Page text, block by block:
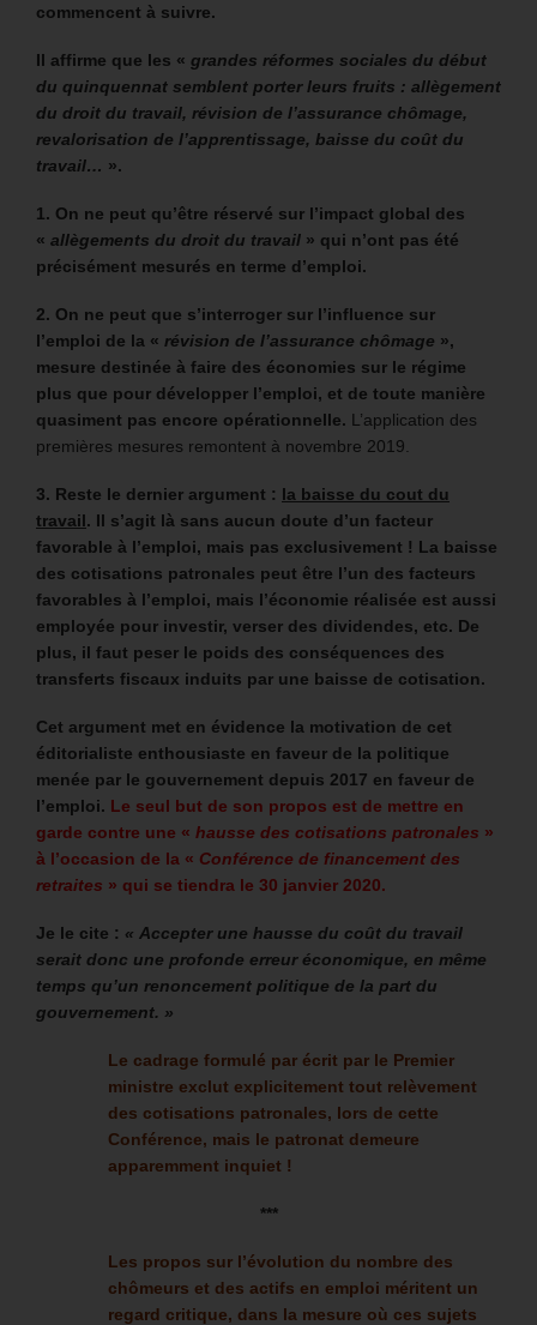
commencent à suivre.
Il affirme que les « grandes réformes sociales du début
du quinquennat semblent porter leurs fruits : allègement
du droit du travail, révision de l’assurance chômage,
revalorisation de l’apprentissage, baisse du coût du
travail… ».
1. On ne peut qu’être réservé sur l’impact global des
« allègements du droit du travail » qui n’ont pas été
précisément mesurés en terme d’emploi.
2. On ne peut que s’interroger sur l’influence sur
l’emploi de la « révision de l’assurance chômage »,
mesure destinée à faire des économies sur le régime
plus que pour développer l’emploi, et de toute manière
quasiment pas encore opérationnelle. L’application des
premières mesures remontent à novembre 2019.
3. Reste le dernier argument : la baisse du cout du
travail. Il s’agit là sans aucun doute d’un facteur
favorable à l’emploi, mais pas exclusivement ! La baisse
des cotisations patronales peut être l’un des facteurs
favorables à l’emploi, mais l’économie réalisée est aussi
employée pour investir, verser des dividendes, etc. De
plus, il faut peser le poids des conséquences des
transferts fiscaux induits par une baisse de cotisation.
Cet argument met en évidence la motivation de cet
éditorialiste enthousiaste en faveur de la politique
menée par le gouvernement depuis 2017 en faveur de
l’emploi. Le seul but de son propos est de mettre en
garde contre une « hausse des cotisations patronales »
à l’occasion de la « Conférence de financement des
retraites » qui se tiendra le 30 janvier 2020.
Je le cite : « Accepter une hausse du coût du travail
serait donc une profonde erreur économique, en même
temps qu’un renoncement politique de la part du
gouvernement. »
Le cadrage formulé par écrit par le Premier
ministre exclut explicitement tout relèvement
des cotisations patronales, lors de cette
Conférence, mais le patronat demeure
apparemment inquiet !
***
Les propos sur l’évolution du nombre des
chômeurs et des actifs en emploi méritent un
regard critique, dans la mesure où ces sujets